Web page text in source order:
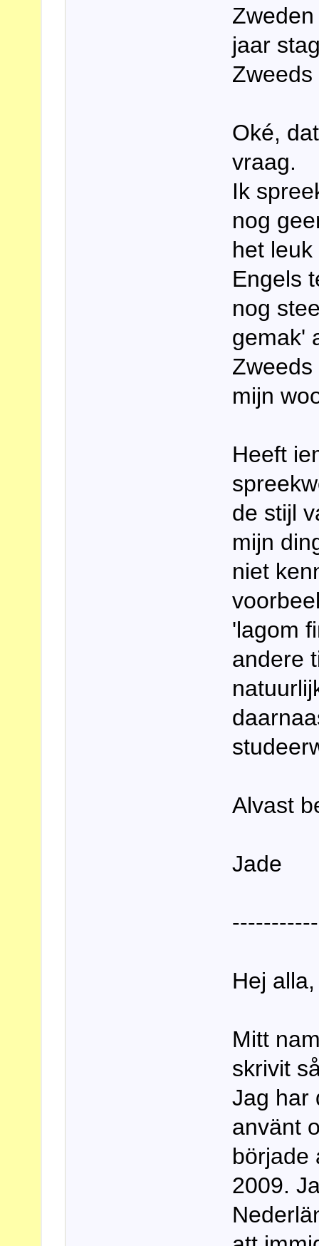
jaar
Oké,
vraag.
Ik
nog
het
Engels
nog
gemak'
mijn
Heeft
de stijl
mijn
niet
'lagom
andere
Alvast
Jade
Hej alla,
Mitt
skrivit
Jag har
använt
började
2009.